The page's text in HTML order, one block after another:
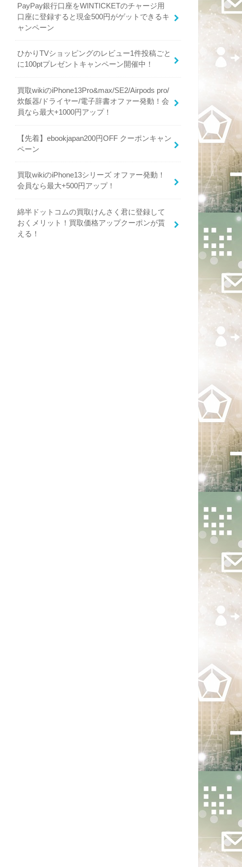
PayPay銀行口座をWINTICKETのチャージ用
口座に登録すると現金500円がゲットできるキ
ャンペーン
ひかりTVショッピングのレビュー1件投稿ごと
に100ptプレゼントキャンペーン開催中！
買取wikiのiPhone13Pro&max/SE2/Airpods pro/
炊飯器/ドライヤー/電子辞書オファー発動！会
員なら最大+1000円アップ！
【先着】ebookjapan200円OFF クーポンキャン
ペーン
買取wikiのiPhone13シリーズ オファー発動！
会員なら最大+500円アップ！
綿半ドットコムの買取けんさく君に登録して
おくメリット！買取価格アップクーポンが貰
える！